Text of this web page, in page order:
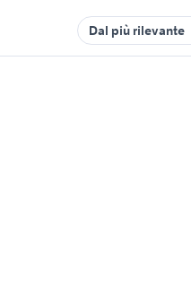
Dal più rilevante